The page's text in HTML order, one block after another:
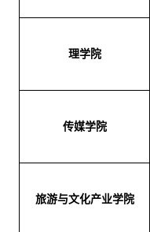
理学院
传媒学院
旅游与文化产业学院